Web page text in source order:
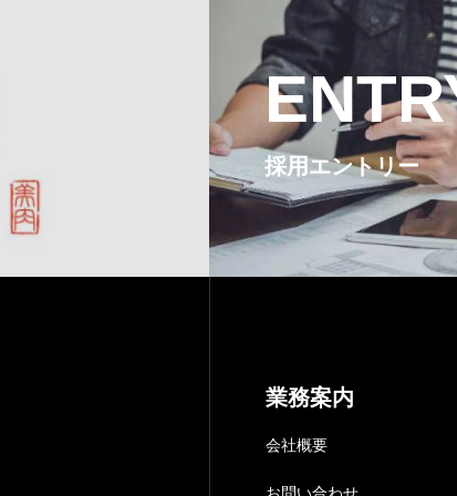
採用エントリー
業務案内
会社概要